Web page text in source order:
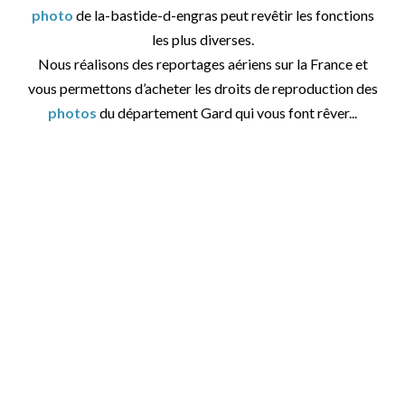
photo de la-bastide-d-engras peut revêtir les fonctions
les plus diverses.
Nous réalisons des reportages aériens sur la France et
vous permettons d’acheter les droits de reproduction des
photos du département Gard qui vous font rêver...